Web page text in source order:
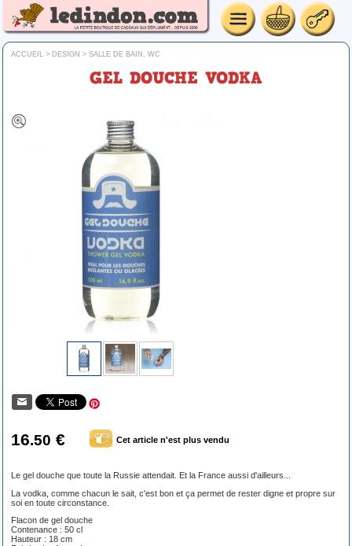
ACCUEIL > DESIGN > SALLE DE BAIN, WC
GEL DOUCHE VODKA
16.50 € Cet article n'est plus vendu
Le gel douche que toute la Russie attendait. Et la France aussi d'ailleurs...
La vodka, comme chacun le sait, c'est bon et ça permet de rester digne et propre sur
soi en toute circonstance.
Flacon de gel douche
Contenance : 50 cl
Hauteur : 18 cm